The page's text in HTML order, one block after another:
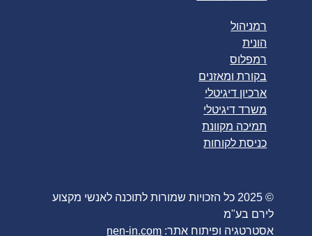
רמניהול
הונית
רמפלוס
בקורת ומאזנים
ארכיון דיגיטלי
משרד דיגיטלי
תמיכה מקוונת
כניסת לקוחות
© 2025 כל הזכויות שמורות לתוכנה לאנשי מקצוע
לירם בע"מ
אסטרטגיה ופיתוח אתר: nen-in.com